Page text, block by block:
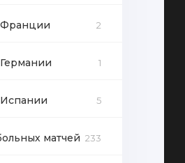
Франции 2
1
5
матчей 233